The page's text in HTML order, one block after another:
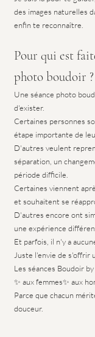
des images naturelles
enfin te reconnaître.
Pour qui est
photo boudoir ?
Une séance photo
d'exister.
Certaines personnes
étape importante de
D'autres veulent
séparation, un
période difficile.
Certaines viennent
et souhaitent se
D'autres encore ont
une expérience
Et parfois, il n'y a
Juste l'envie de s'offrir
Les séances Boudoir
✨ aux femmes✨ aux
Parce que chacun
douceur.